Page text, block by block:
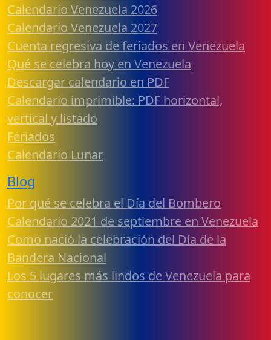
Calendario Venezuela 2026
Calendario Venezuela 2027
Cuenta regresiva de feriados en Venezuela
Qué se celebra hoy en Venezuela
Descargar calendario en PDF
Calendario imprimible: PDF horizontal,
vertical y listado
Feriados
Calendario Lunar
Blog
Por qué se celebra el Día del Bombero
Calendario 2021 de septiembre en Venezuela
Como nació la celebración del Día de la
Bandera Nacional
Los 5 lugares más lindos de Venezuela para
conocer